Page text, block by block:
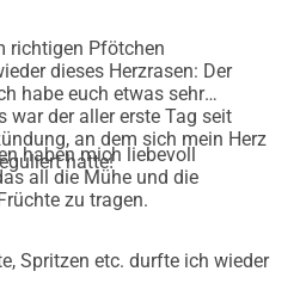
richtigen Pfötchen
dieses Herzrasen: Der
habe euch etwas sehr
war der aller erste Tag seit
an dem sich mein Herz
hatte!
haben mich liebevoll
all die Mühe und die
zu tragen.
Spritzen etc. durfte ich wieder